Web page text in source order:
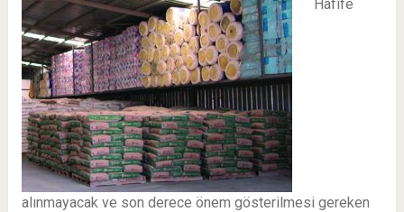
Hafife
alınmayacak ve son derece önem gösterilmesi gereken